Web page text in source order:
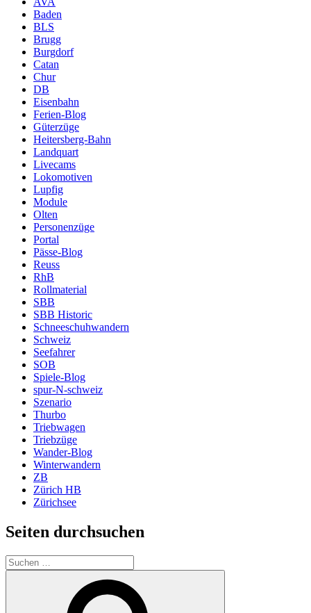
Baden
BLS
Brugg
Burgdorf
Catan
Chur
DB
Eisenbahn
Ferien-Blog
Güterzüge
Heitersberg-Bahn
Landquart
Livecams
Lokomotiven
Lupfig
Module
Olten
Personenzüge
Portal
Pässe-Blog
Reuss
RhB
Rollmaterial
SBB
SBB Historic
Schneeschuhwandern
Schweiz
Seefahrer
SOB
Spiele-Blog
spur-N-schweiz
Szenario
Thurbo
Triebwagen
Triebzüge
Wander-Blog
Winterwandern
ZB
Zürich HB
Zürichsee
Seiten durchsuchen
Suchen
nach: